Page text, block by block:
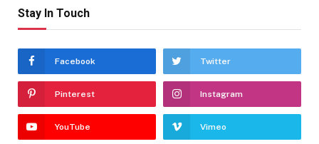
Stay In Touch
Facebook Twitter
Pinterest Instagram
YouTube Vimeo